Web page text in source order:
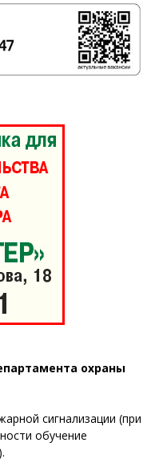
охраны
сигнализации (при
обучение